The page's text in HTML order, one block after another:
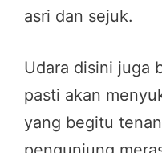
asri dan sejuk.
Udara disini juga
pasti akan
yang begitu